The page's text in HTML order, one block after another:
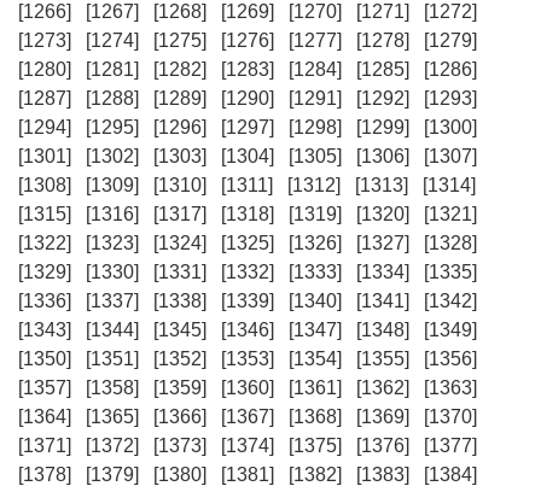
[1266]
[1267] [1268] [1269] [1270] [1271]
[1272]
[1273]
[1274] [1275] [1276] [1277] [1278]
[1279]
[1280]
[1281] [1282] [1283] [1284] [1285]
[1286]
[1287]
[1288] [1289] [1290] [1291] [1292]
[1293]
[1294]
[1295] [1296] [1297] [1298] [1299]
[1300]
[1301]
[1302] [1303] [1304] [1305] [1306]
[1307]
[1308]
[1309] [1310] [1311] [1312] [1313]
[1314]
[1315]
[1316] [1317] [1318] [1319] [1320]
[1321]
[1322]
[1323] [1324] [1325] [1326] [1327]
[1328]
[1329]
[1330] [1331] [1332] [1333] [1334]
[1335]
[1336]
[1337] [1338] [1339] [1340] [1341]
[1342]
[1343]
[1344] [1345] [1346] [1347] [1348]
[1349]
[1350]
[1351] [1352] [1353] [1354] [1355]
[1356]
[1357]
[1358] [1359] [1360] [1361] [1362]
[1363]
[1364]
[1365] [1366] [1367] [1368] [1369]
[1370]
[1371]
[1372] [1373] [1374] [1375] [1376]
[1377]
[1378]
[1379] [1380] [1381] [1382] [1383]
[1384]